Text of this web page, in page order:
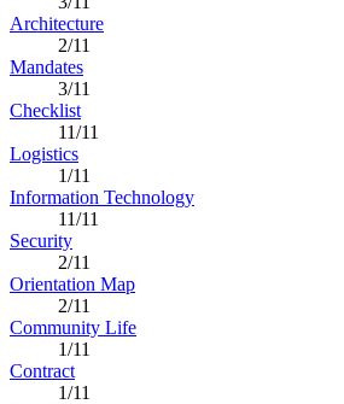
Architecture
2/11
Mandates
3/11
Checklist
11/11
Logistics
1/11
Information Technology
11/11
Security
2/11
Orientation Map
2/11
Community Life
1/11
Contract
1/11